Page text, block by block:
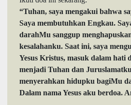
“Tuhan, saya mengakui bahwa
Saya membutuhkan Engkau.
darahMu sanggup
kesalahanku. Saat ini, saya
Yesus Kristus, masuk dalam hati
menjadi Tuhan dan
menyerahkan hidupku bagiMu
Dalam nama Yesus aku berdoa.